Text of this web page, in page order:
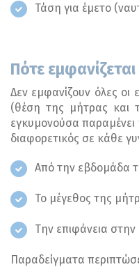
Τάση για έμετο
Πότε
Δεν εμφανίζουν όλες
(θέση της μήτρας και
εγκυμονούσα παραμένει
διαφορετικός σε κάθε
Από την εβδομάδα
Το μέγεθος της
Την επιφάνεια
Παραδείγματα